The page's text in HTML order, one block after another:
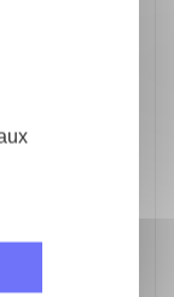
activé
ajustez selon
alimentaire
de SFB
et à
le